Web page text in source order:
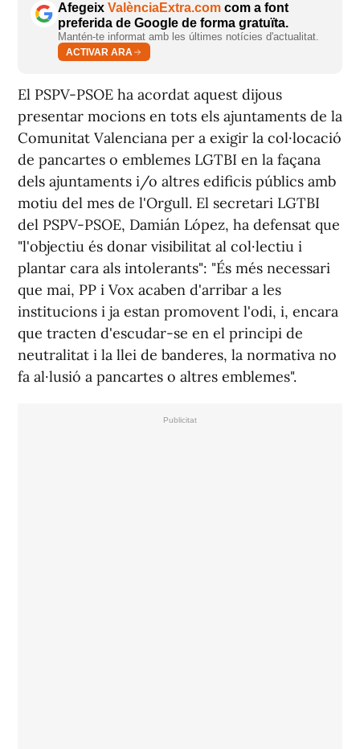
Afegeix ValènciaExtra.com com a font
preferida de Google de forma gratuïta.
Mantén-te informat amb les últimes notícies d'actualitat.
ACTIVAR ARA
El PSPV-PSOE ha acordat aquest dijous
presentar mocions en tots els ajuntaments de la
Comunitat Valenciana per a exigir la col·locació
de pancartes o emblemes LGTBI en la façana
dels ajuntaments i/o altres edificis públics amb
motiu del mes de l'Orgull. El secretari LGTBI
del PSPV-PSOE, Damián López, ha defensat que
"l'objectiu és donar visibilitat al col·lectiu i
plantar cara als intolerants": "És més necessari
que mai, PP i Vox acaben d'arribar a les
institucions i ja estan promovent l'odi, i, encara
que tracten d'escudar-se en el principi de
neutralitat i la llei de banderes, la normativa no
fa al·lusió a pancartes o altres emblemes".